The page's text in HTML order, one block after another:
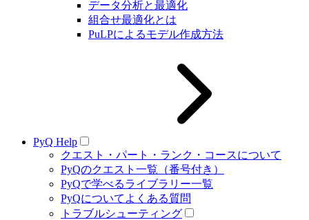
データ分析と最適化
組合せ最適化とは
PuLPによるモデル作成方法
PyQ Help
クエスト・パート・ランク・コースについて
PyQのクエスト一覧（番号付き）
PyQで学べるライブラリー一覧
PyQについてよくある質問
トラブルシューティング